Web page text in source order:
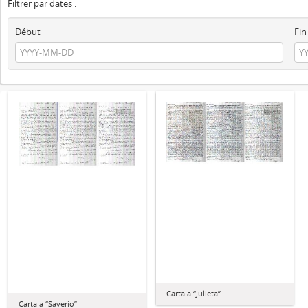
Filtrer par dates :
Début Fin
Carta a “Saverio”
Carta a “Julieta”